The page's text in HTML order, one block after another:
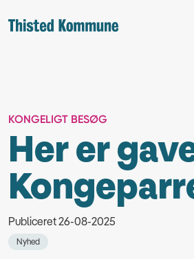
KONGELIGT BESØG
Her er
Publiceret 26-08-2025
Nyhed